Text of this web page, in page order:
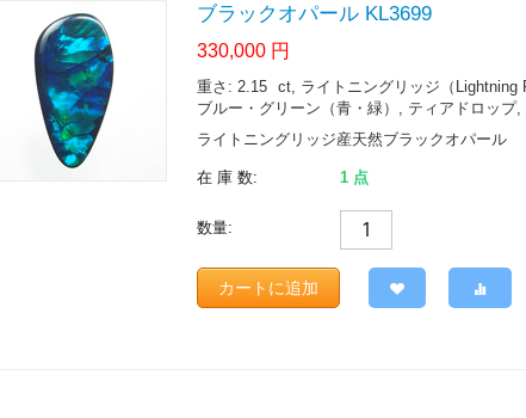
ブラックオパール KL3699
330,000 円
重さ: 2.15 ct , ライトニングリッジ（
ブルー・グリーン（青・緑）, ティアドロップ
ライトニングリッジ産天然ブラックオパール
在 庫 数: 1 点
数量:
カートに追加